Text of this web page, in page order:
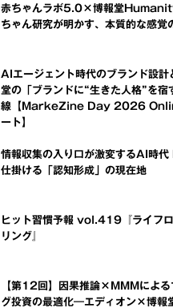
赤ちゃんラボ5.0×博報堂
ちゃん研究が明かす、本質的な感覚
AIエージェント時代のブランド設計
堂の「ブランドに“生きた人格”を宿
線【MarkeZine Day 2026
ート】
情報収集の入り口が激変するAI時
仕掛ける「認知形成」の現在地
ヒット習慣予報 vol.419『ライフ
リング』
【第12回】因果推論×MMMによる
グ投資の最適化―エディオン×博